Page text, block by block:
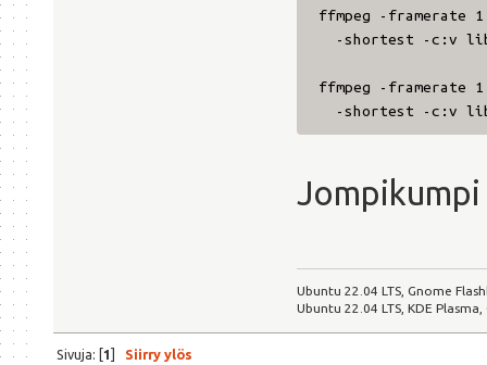
ffmpeg -
-shortest -c:v
ffmpeg -
-shortest -c:v
Ubuntu 22.04 LTS, Gnome
Ubuntu 22.04 LTS, KDE
Sivuja: [1] Siirry ylös